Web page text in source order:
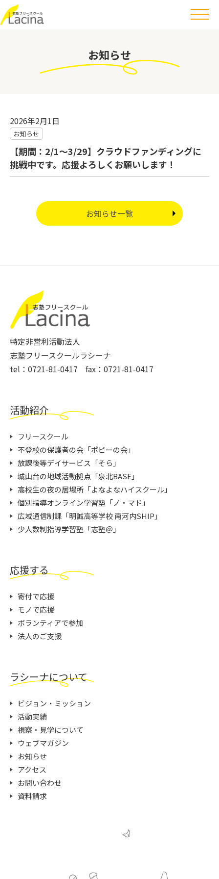
お知らせ
2026年2月1日
お知らせ
【期間：2/1～3/29】クラウドファンディングに
挑戦中です。応援よろしくお願いします！
お知らせ一覧
特定非営利活動法人
志塾フリースクールラシーナ
tel：0721-81-0417 fax：0721-81-0417
活動紹介
フリースクール
不登校の保護者の会「ポピーの会」
放課後等デイサービス「そら」
城山台の地域活動拠点「泉北BASE」
高校生の夜の居場所「よなよなハイスクール」
個別指導オンライン学習塾「ノ・マド」
広域通信制課「明誠高等学校 南河内SHIP」
少人数制指導学習塾「志塾＠」
応援する
寄付で応援
モノで応援
ボランティアで参加
法人のご支援
ラシーナについて
ビジョン・ミッション
活動実績
視察・見学について
ウェブマガジン
お知らせ
アクセス
お問い合わせ
資料請求